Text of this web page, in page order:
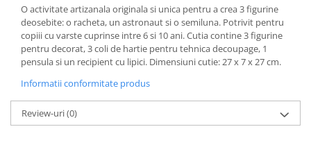
O activitate artizanala originala si unica pentru a crea 3 figurine
deosebite: o racheta, un astronaut si o semiluna. Potrivit pentru
copiii cu varste cuprinse intre 6 si 10 ani. Cutia contine 3 figurine
pentru decorat, 3 coli de hartie pentru tehnica decoupage, 1
pensula si un recipient cu lipici. Dimensiuni cutie: 27 x 7 x 27 cm.
Informatii conformitate produs
Review-uri(0)